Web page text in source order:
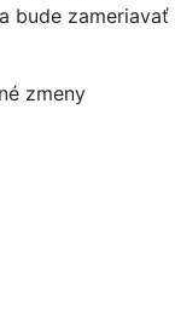
bude zameriavať
zmeny